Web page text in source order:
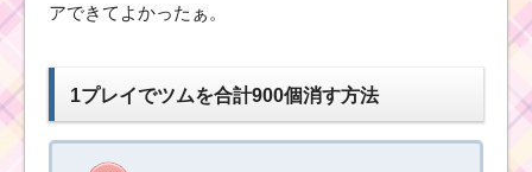
るツム
アできてよかったぁ。
1プレイでツムを合計900個消す方法